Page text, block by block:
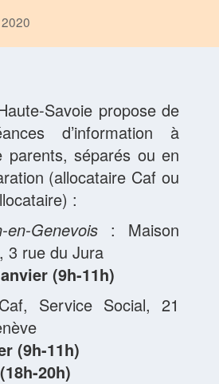
Savoie propose de
d’information à
parents, séparés ou en
(allocataire Caf ou
:
en-Genevois : Maison
3 rue du Jura
(9h-11h)
Service Social, 21
(9h-11h)
20h)